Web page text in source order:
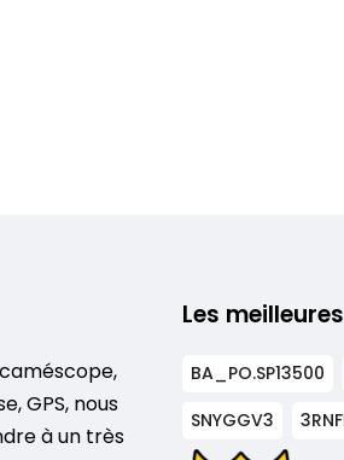
GPS, nous
à un très
Les
BA_PO.SP13500
SNYGGV3